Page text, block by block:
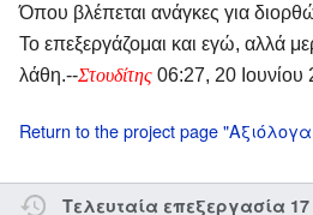
Όπου βλέπεται ανάγκες για
Το επεξεργάζομαι και εγώ, αλλά
λάθη.--Στουδίτης 06:27, 20
Return to the project page
Τελευταία επεξεργασία